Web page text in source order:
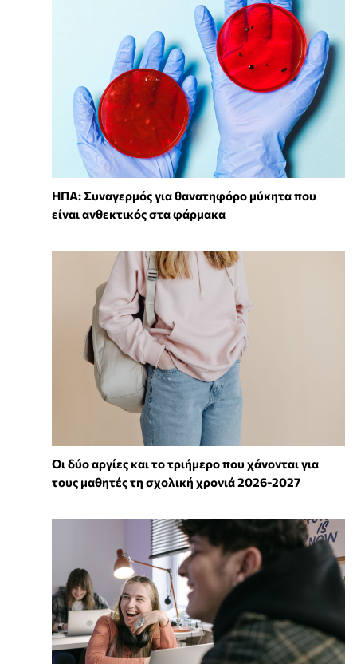
ΗΠΑ: Συναγερμός για θανατηφόρο μύκητα που
είναι ανθεκτικός στα φάρμακα
Οι δύο αργίες και το τριήμερο που χάνονται για
τους μαθητές τη σχολική χρονιά 2026-2027